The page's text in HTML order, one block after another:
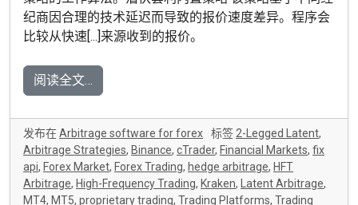
纪商因合理的技术延迟而导致的报价速度差异。程序会
比较从快速[...]来源收到的报价。
阅读全文…
发布在 Arbitrage software for forex 标签 2-Legged Latent,
Arbitrage Strategies, Binance, cTrader, Financial Markets, fix
api, Forex Market, Forex Trading, hedge arbitrage, HFT
Arbitrage, High-Frequency Trading, Kraken, Latent Arbitrage,
MT4, MT5, proprietary trading, Trading Platforms, Trading